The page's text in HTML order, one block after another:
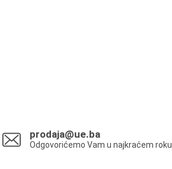
prodaja@ue.ba
Odgovorićemo Vam u najkraćem roku